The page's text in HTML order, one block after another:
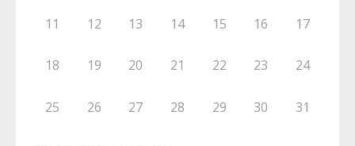
11 12 13 14 15 16 17
18 19 20 21 22 23 24
25 26 27 28 29 30 31